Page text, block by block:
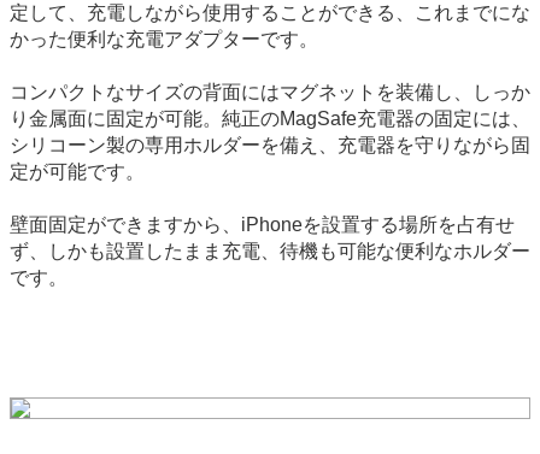
定して、充電しながら使用することができる、これまでにな
かった便利な充電アダプターです。
コンパクトなサイズの背面にはマグネットを装備し、しっか
り金属面に固定が可能。純正のMagSafe充電器の固定には、
シリコーン製の専用ホルダーを備え、充電器を守りながら固
定が可能です。
壁面固定ができますから、iPhoneを設置する場所を占有せ
ず、しかも設置したまま充電、待機も可能な便利なホルダー
です。